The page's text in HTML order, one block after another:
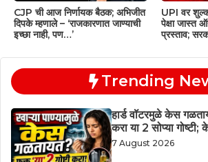
CJP ची आज निर्णायक बैठक; अभिजीत
दिपके म्हणाले – ‘राजकारणात जाण्याची
इच्छा नाही, पण…’
UPI वर
पेक्षा जास्त
प्रस्ताव;
Trending
हार्ड वॉटरमुळे केस
करा या 2 सोप्या
7 August 2026